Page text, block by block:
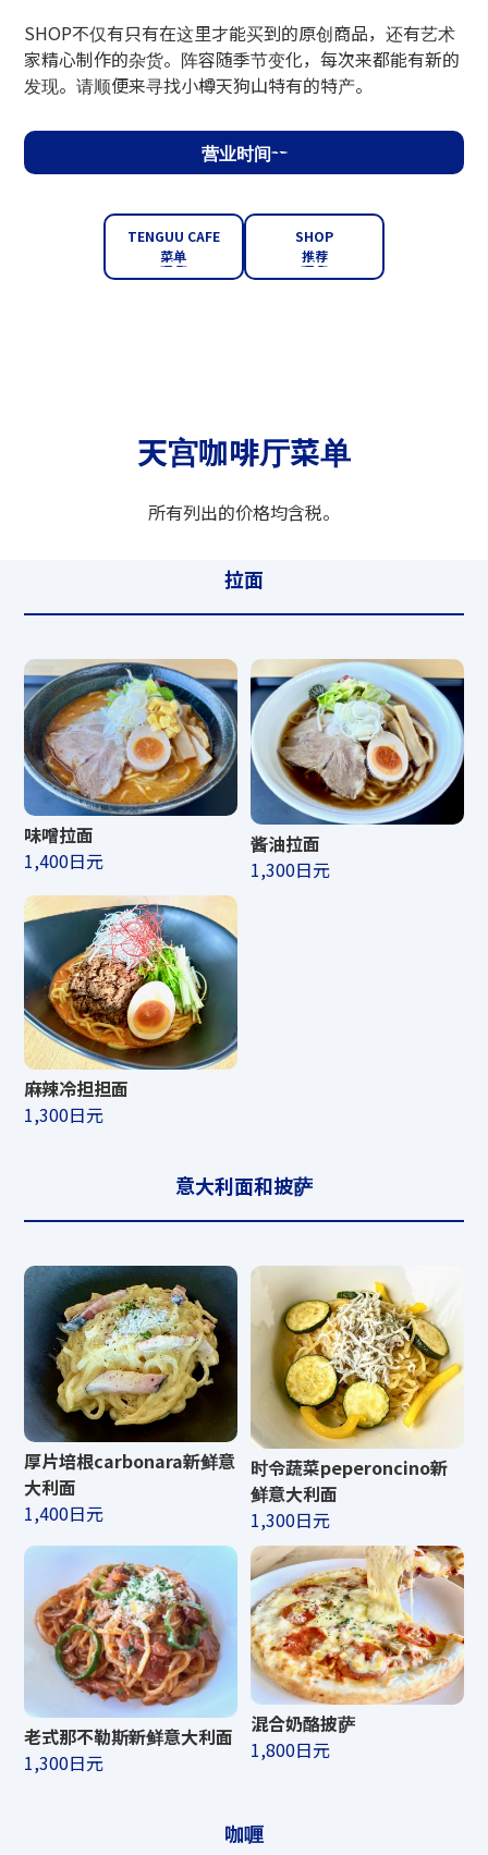
SHOP不仅有只有在这里才能买到的原创商品，还有艺术
家精心制作的杂货。阵容随季节变化，每次来都能有新的
发现。请顺便来寻找小樽天狗山特有的特产。
营业时间
TENGUU CAFE
菜单
SHOP
推荐
天宫咖啡厅菜单
所有列出的价格均含税。
拉面
味噌拉面
1,400日元
酱油拉面
1,300日元
麻辣冷担担面
1,300日元
意大利面和披萨
厚片培根carbonara新鲜意
大利面
1,400日元
时令蔬菜peperoncino新
鲜意大利面
1,300日元
老式那不勒斯新鲜意大利面
1,300日元
混合奶酪披萨
1,800日元
咖喱